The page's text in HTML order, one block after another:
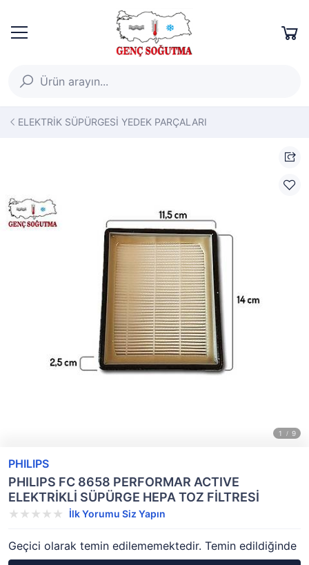
ELEKTRİK SÜPÜRGESİ YEDEK PARÇALARI
PHILIPS
PHILIPS FC 8658 PERFORMAR ACTIVE
ELEKTRİKLİ SÜPÜRGE HEPA TOZ FİLTRESİ
İlk Yorumu Siz Yapın
Geçici olarak temin edilememektedir. Temin edildiğinde